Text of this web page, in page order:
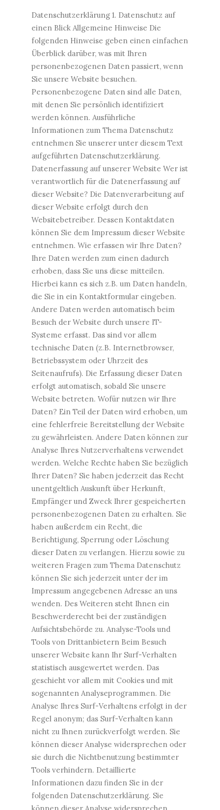
Datenschutzerklärung 1. Datenschutz auf
einen Blick Allgemeine Hinweise Die
folgenden Hinweise geben einen einfachen
Überblick darüber, was mit Ihren
personenbezogenen Daten passiert, wenn
Sie unsere Website besuchen.
Personenbezogene Daten sind alle Daten,
mit denen Sie persönlich identifiziert
werden können. Ausführliche
Informationen zum Thema Datenschutz
entnehmen Sie unserer unter diesem Text
aufgeführten Datenschutzerklärung.
Datenerfassung auf unserer Website Wer ist
verantwortlich für die Datenerfassung auf
dieser Website? Die Datenverarbeitung auf
dieser Website erfolgt durch den
Websitebetreiber. Dessen Kontaktdaten
können Sie dem Impressum dieser Website
entnehmen. Wie erfassen wir Ihre Daten?
Ihre Daten werden zum einen dadurch
erhoben, dass Sie uns diese mitteilen.
Hierbei kann es sich z.B. um Daten handeln,
die Sie in ein Kontaktformular eingeben.
Andere Daten werden automatisch beim
Besuch der Website durch unsere IT-
Systeme erfasst. Das sind vor allem
technische Daten (z.B. Internetbrowser,
Betriebssystem oder Uhrzeit des
Seitenaufrufs). Die Erfassung dieser Daten
erfolgt automatisch, sobald Sie unsere
Website betreten. Wofür nutzen wir Ihre
Daten? Ein Teil der Daten wird erhoben, um
eine fehlerfreie Bereitstellung der Website
zu gewährleisten. Andere Daten können zur
Analyse Ihres Nutzerverhaltens verwendet
werden. Welche Rechte haben Sie bezüglich
Ihrer Daten? Sie haben jederzeit das Recht
unentgeltlich Auskunft über Herkunft,
Empfänger und Zweck Ihrer gespeicherten
personenbezogenen Daten zu erhalten. Sie
haben außerdem ein Recht, die
Berichtigung, Sperrung oder Löschung
dieser Daten zu verlangen. Hierzu sowie zu
weiteren Fragen zum Thema Datenschutz
können Sie sich jederzeit unter der im
Impressum angegebenen Adresse an uns
wenden. Des Weiteren steht Ihnen ein
Beschwerderecht bei der zuständigen
Aufsichtsbehörde zu. Analyse-Tools und
Tools von Drittanbietern Beim Besuch
unserer Website kann Ihr Surf-Verhalten
statistisch ausgewertet werden. Das
geschieht vor allem mit Cookies und mit
sogenannten Analyseprogrammen. Die
Analyse Ihres Surf-Verhaltens erfolgt in der
Regel anonym; das Surf-Verhalten kann
nicht zu Ihnen zurückverfolgt werden. Sie
können dieser Analyse widersprechen oder
sie durch die Nichtbenutzung bestimmter
Tools verhindern. Detaillierte
Informationen dazu finden Sie in der
folgenden Datenschutzerklärung. Sie